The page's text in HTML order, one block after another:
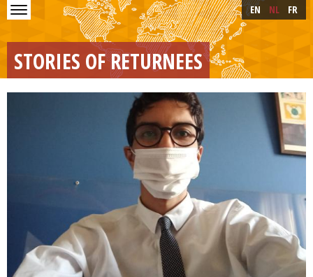
Skip
to
content
Skip to main content EN NL FR
STORIES OF RETURNEES